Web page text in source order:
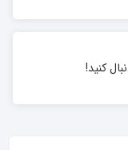
کنید!